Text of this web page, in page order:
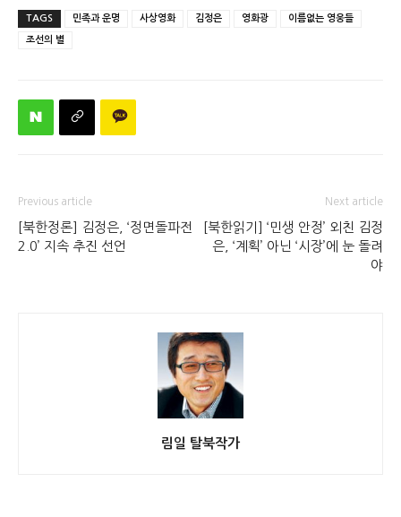
TAGS 민족과 운명 사상영화 김정은 영화광 이름없는 영웅들
조선의 별
Previous article
[북한정론] 김정은, ‘정면돌파전
2.0’ 지속 추진 선언
Next article
[북한읽기] ‘민생 안정’ 외친 김정
은, ‘계획’ 아닌 ‘시장’에 눈 돌려
야
림일 탈북작가